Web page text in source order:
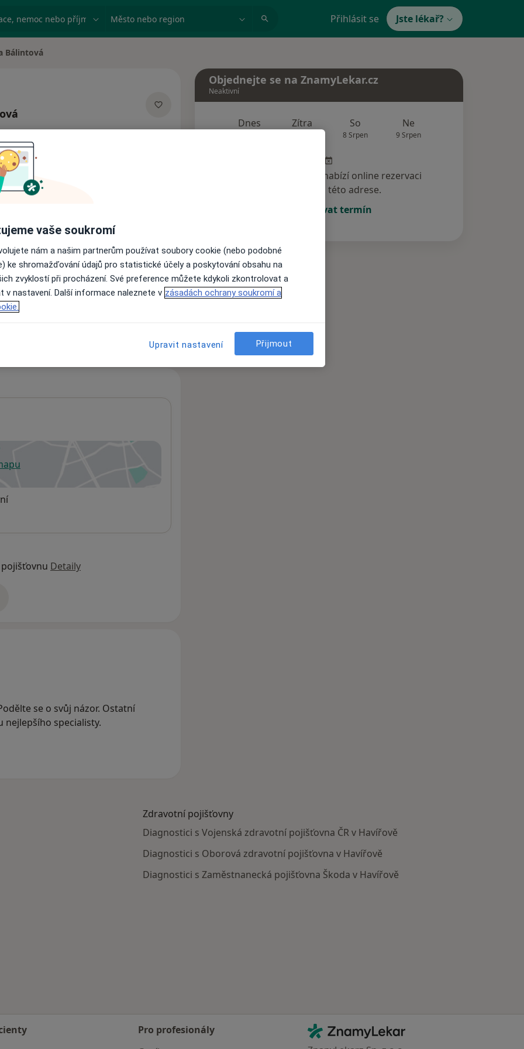
nemoc nebo příjmení Město nebo region Přihlásit se Jste lékař?
Bálintová
Názory pacientů
nejsou k dispozici
informace o svých službách.
v nové záložce
Detaily
se o svůj názor. Ostatní
nejlepšího specialisty.
Objednejte se na ZnamyLekar.cz
Neaktivní
Dnes Zítra So
8 Srpen
Ne
9 Srpen
Tento specialista nenabízí online rezervaci
termínu na této adrese.
Rezervovat termín
Zdravotní pojišťovny
Diagnostici s Vojenská zdravotní pojišťovna ČR v Havířově
Diagnostici s Oborová zdravotní pojišťovna v Havířově
Diagnostici s Zaměstnanecká pojišťovna Škoda v Havířově
Pro profesionály
Kontakt
ZnamyLekar - Hlavní stránka
vaše soukromí
nám a našim partnerům používat soubory cookie (nebo podobné
ke shromažďování údajů pro statistické účely a poskytování obsahu na
zvyklostí při procházení. Své preference můžete kdykoli zkontrolovat a
v nastavení. Další informace naleznete v zásadách ochrany soukromí a
Upravit nastavení Přijmout